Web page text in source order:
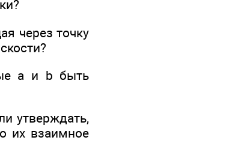
через точку
а и b быть
утверждать,
их взаимное